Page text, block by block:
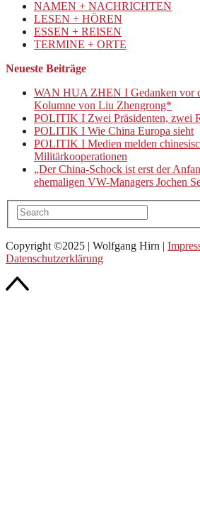
NAMEN + NACHRICHTEN
LESEN + HÖREN
ESSEN + REISEN
TERMINE + ORTE
Neueste Beiträge
WAN HUA ZHEN I Gedanken vor
Kolumne von Liu Zhengrong*
POLITIK I Zwei Präsidenten, zwei
POLITIK I Wie China Europa sieht
POLITIK I Medien melden
Militärkooperationen
„Der China-Schock ist erst der
ehemaligen VW-Managers Jochen
Copyright ©2025 | Wolfgang Hirn |
Datenschutzerklärung